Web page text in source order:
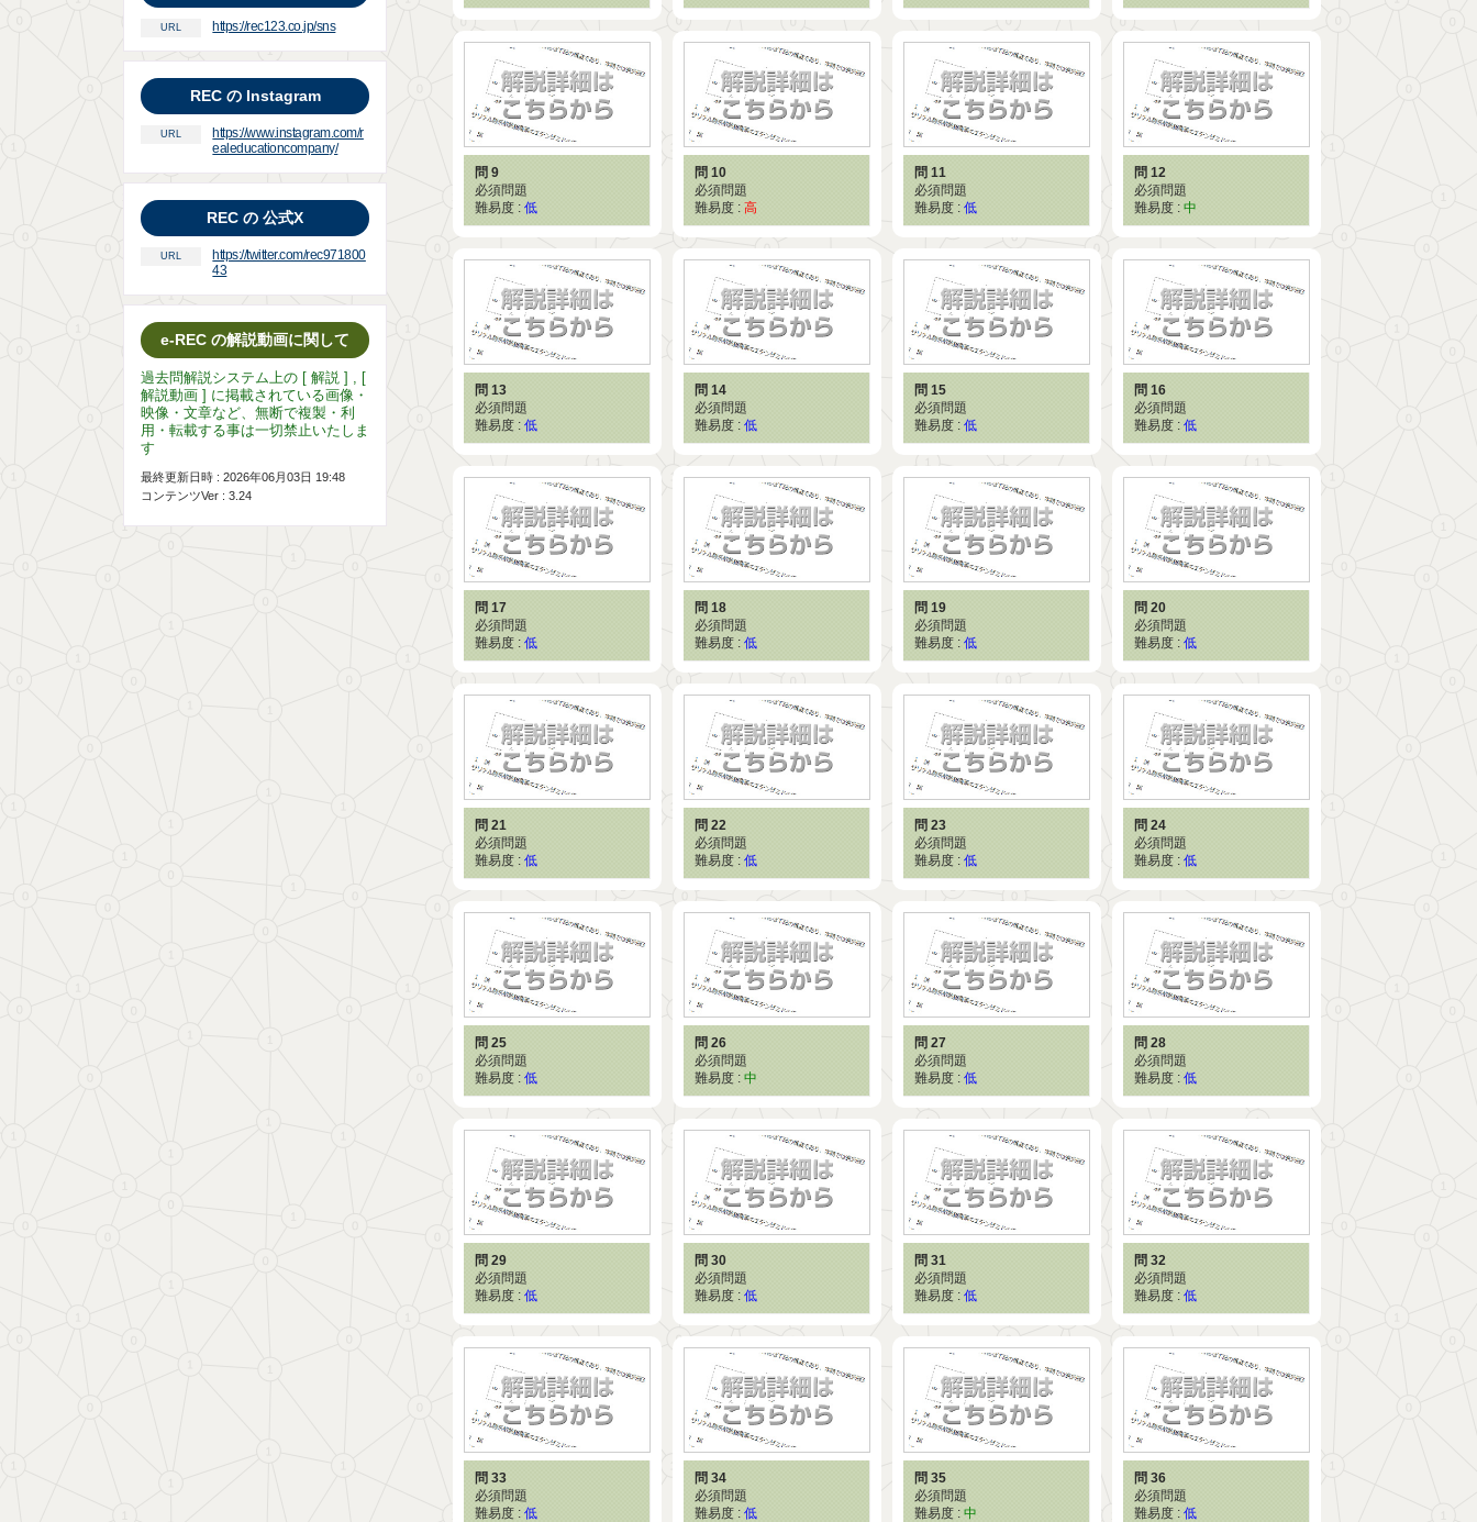
問 9
必須問題
難易度 : 低
問 10
必須問題
難易度 : 高
問 11
必須問題
難易度 : 低
問 12
必須問題
難易度 : 中
問 13
必須問題
難易度 : 低
問 14
必須問題
難易度 : 低
問 15
必須問題
難易度 : 低
問 16
必須問題
難易度 : 低
問 17
必須問題
難易度 : 低
問 18
必須問題
難易度 : 低
問 19
必須問題
難易度 : 低
問 20
必須問題
難易度 : 低
問 21
必須問題
難易度 : 低
問 22
必須問題
難易度 : 低
問 23
必須問題
難易度 : 低
問 24
必須問題
難易度 : 低
問 25
必須問題
難易度 : 低
問 26
必須問題
難易度 : 中
問 27
必須問題
難易度 : 低
問 28
必須問題
難易度 : 低
問 29
必須問題
難易度 : 低
問 30
必須問題
難易度 : 低
問 31
必須問題
難易度 : 低
問 32
必須問題
難易度 : 低
問 33
必須問題
難易度 : 低
問 34
必須問題
難易度 : 低
問 35
必須問題
難易度 : 中
問 36
必須問題
難易度 : 低
URL https://rec123.co.jp/sns
REC の Instagram
URL
https://www.instagram.com/r
ealeducationcompany/
REC の 公式X
URL
https://twitter.com/rec971800
43
e-REC の解説動画に関して
過去問解説システム上の [ 解説 ] , [
解説動画 ] に掲載されている画像・
映像・文章など、無断で複製・利
用・転載する事は一切禁止いたしま
す
最終更新日時 : 2026年06月03日 19:48
コンテンツVer : 3.24